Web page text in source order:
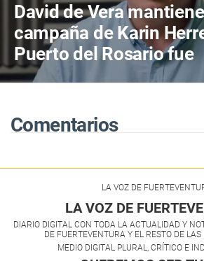
David de Vera
campaña de Karin
Puerto del Rosario fue
"desafortunada"
Comentarios
LA VOZ DE
LA VOZ DE
DIARIO DIGITAL CON TODA LA ACTUALIDAD Y
DE FUERTEVENTURA Y EL RESTO DE
MEDIO DIGITAL PLURAL, CRÍTICO E